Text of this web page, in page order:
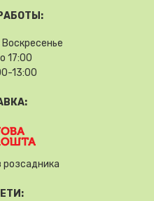
17:00
13:00